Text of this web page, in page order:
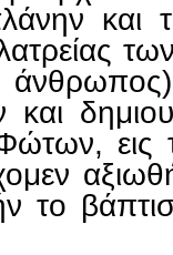
και
και
εις
το